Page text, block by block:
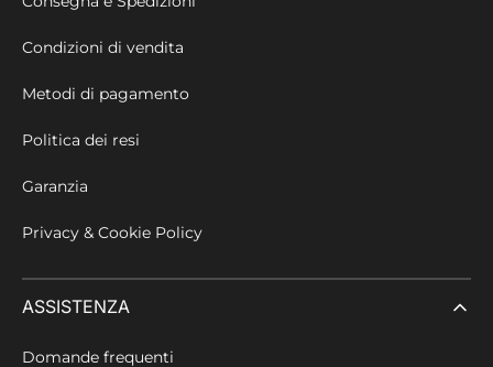
Condizioni di vendita
Metodi di pagamento
Politica dei resi
Garanzia
Privacy & Cookie Policy
ASSISTENZA
Domande frequenti